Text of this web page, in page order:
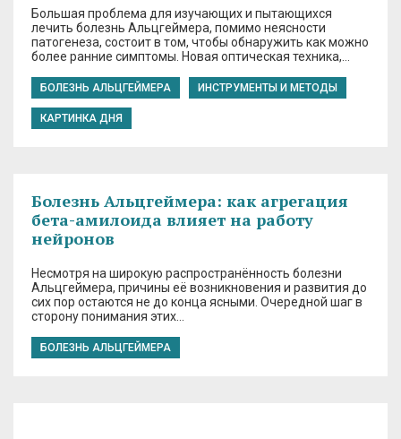
Большая проблема для изучающих и пытающихся
лечить болезнь Альцгеймера, помимо неясности
патогенеза, состоит в том, чтобы обнаружить как можно
более ранние симптомы. Новая оптическая техника,…
БОЛЕЗНЬ АЛЬЦГЕЙМЕРА ИНСТРУМЕНТЫ И МЕТОДЫ
КАРТИНКА ДНЯ
Болезнь Альцгеймера: как агрегация
бета-амилоида влияет на работу
нейронов
Несмотря на широкую распространённость болезни
Альцгеймера, причины её возникновения и развития до
сих пор остаются не до конца ясными. Очередной шаг в
сторону понимания этих…
БОЛЕЗНЬ АЛЬЦГЕЙМЕРА